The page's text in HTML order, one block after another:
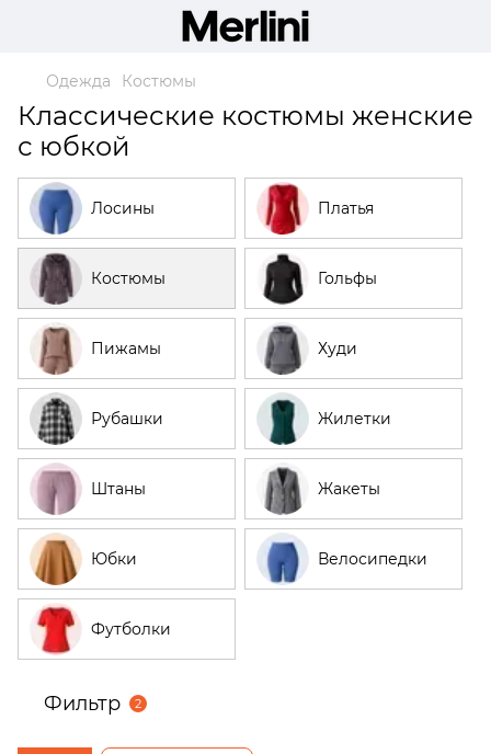
Одежда Костюмы
Классические костюмы женские
с юбкой
Лосины Платья
Костюмы Гольфы
Пижамы Худи
Рубашки Жилетки
Штаны Жакеты
Юбки Велосипедки
Футболки
Фильтр 2